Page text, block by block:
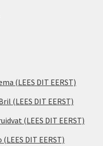
(LEES DIT EERST)
(LEES DIT EERST)
(LEES DIT EERST)
DIT EERST)